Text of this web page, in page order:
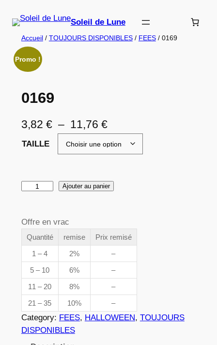
contenu
Soleil de Lune
Accueil/ TOUJOURS DISPONIBLES/ FEES/ 0169
Promo !
0169
3,82 € – 11,76 €P
l
a
e
e
p
r
i
x
TAILLE
n
t
0
1
Ajouter au panier
Offre en vrac
Quantité remise
Prix remisé
1 – 4
2%
–
5 – 10
6%
–
11 – 20
8%
–
21 – 35
10% –
Category: FEES, HALLOWEEN, TOUJOURS
DISPONIBLES